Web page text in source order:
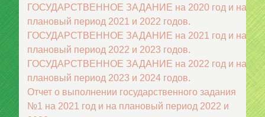
ГОСУДАРСТВЕННОЕ ЗАДАНИЕ на 2020 год и на
плановый период 2021 и 2022 годов.
ГОСУДАРСТВЕННОЕ ЗАДАНИЕ на 2021 год и на
плановый период 2022 и 2023 годов.
ГОСУДАРСТВЕННОЕ ЗАДАНИЕ на 2022 год и на
плановый период 2023 и 2024 годов.
Отчет о выполнении государственного задания
№1 на 2021 год и на плановый период 2022 и